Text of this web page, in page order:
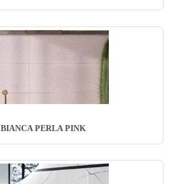
BIANCA PERLA PINK